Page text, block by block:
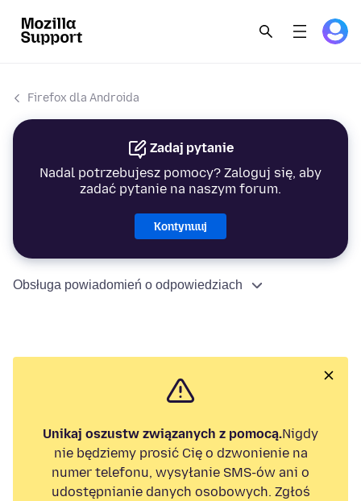
Firefox dla Androida
Zadaj pytanie
Nadal potrzebujesz pomocy? Zaloguj się, aby
zadać pytanie na naszym forum.
Kontynuuj
Obsługa powiadomień o odpowiedziach
Unikaj oszustw związanych z pomocą.Nigdy
nie będziemy prosić Cię o dzwonienie na
numer telefonu, wysyłanie SMS-ów ani o
udostępnianie danych osobowych. Zgłoś